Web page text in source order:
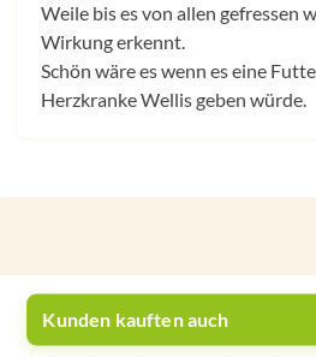
Weile bis es von allen gefressen
Wirkung erkennt.
Schön wäre es wenn es eine
Herzkranke Wellis geben würde.
Kunden kauften auch